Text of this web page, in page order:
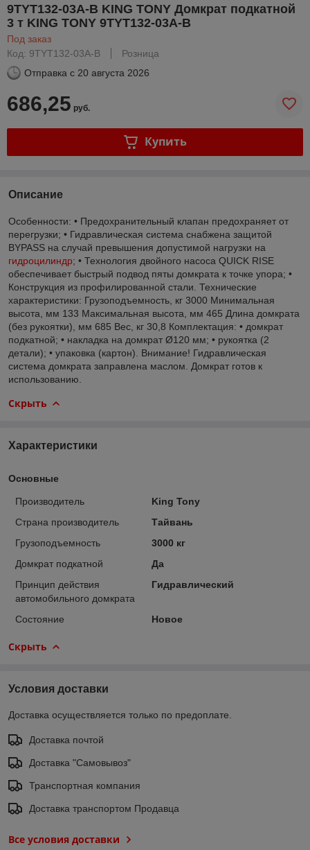
9TYT132-03A-B KING TONY Домкрат подкатной
3 т KING TONY 9TYT132-03A-B
Под заказ
Код: 9TYT132-03A-B
Розница
Отправка с 20 августа 2026
686,25 руб.
Купить
Описание
Особенности: • Предохранительный клапан предохраняет от
перегрузки; • Гидравлическая система снабжена защитой
BYPASS на случай превышения допустимой нагрузки на
гидроцилиндр; • Технология двойного насоса QUICK RISE
обеспечивает быстрый подвод пяты домкрата к точке упора; •
Конструкция из профилированной стали. Технические
характеристики: Грузоподъемность, кг 3000 Минимальная
высота, мм 133 Максимальная высота, мм 465 Длина домкрата
(без рукоятки), мм 685 Вес, кг 30,8 Комплектация: • домкрат
подкатной; • накладка на домкрат Ø120 мм; • рукоятка (2
детали); • упаковка (картон). Внимание! Гидравлическая
система домкрата заправлена маслом. Домкрат готов к
использованию.
Скрыть
Характеристики
Основные
Производитель
King Tony
Страна производитель
Тайвань
Грузоподъемность
3000 кг
Домкрат подкатной
Да
Принцип действия
автомобильного домкрата
Гидравлический
Состояние Новое
Скрыть
Условия доставки
Доставка осуществляется только по предоплате.
Доставка почтой
Доставка "Самовывоз"
Транспортная компания
Доставка транспортом Продавца
Все условия доставки